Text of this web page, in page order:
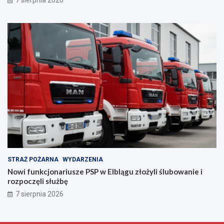
i
c
z
e
ń
s
t
w
i
STRAŻ POŻARNA WYDARZENIA
Nowi funkcjonariusze PSP w Elblągu złożyli ślubowanie i
rozpoczęli służbę
7 sierpnia 2026